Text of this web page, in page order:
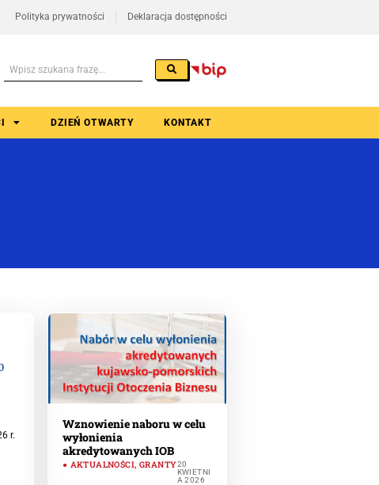
Polityka prywatności Deklaracja dostępności
DZIEŃ OTWARTY KONTAKT
r.
Wznowienie naboru w celu
wyłonienia
akredytowanych IOB
AKTUALNOŚCI,GRANTY20
KWIETNI
A 2026